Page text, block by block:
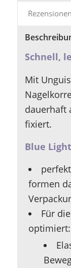
Schnell,
Mit
dauerhaft
fixiert.
Blue
formen
Für
optimiert: